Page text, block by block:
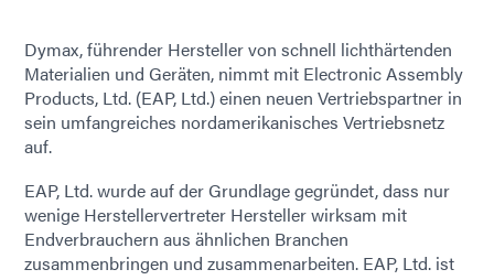
Dymax, führender Hersteller von schnell lichthärtenden
Materialien und Geräten, nimmt mit Electronic Assembly
Products, Ltd. (EAP, Ltd.) einen neuen Vertriebspartner in
sein umfangreiches nordamerikanisches Vertriebsnetz
auf.
EAP, Ltd. wurde auf der Grundlage gegründet, dass nur
wenige Herstellervertreter Hersteller wirksam mit
Endverbrauchern aus ähnlichen Branchen
zusammenbringen und zusammenarbeiten. EAP, Ltd. ist